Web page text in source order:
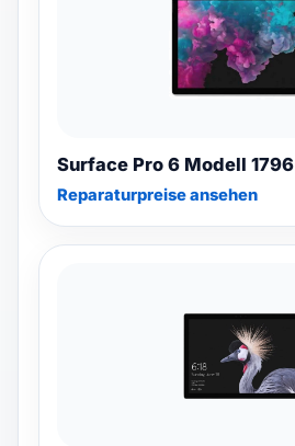
Surface Pro 6 Modell 1796
Reparaturpreise ansehen